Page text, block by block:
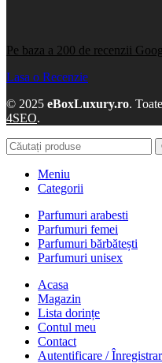
Pe baza a 200 de recenzii
Lasa o Recenzie
© 2025 eBoxLuxury.ro.
4SEO.
Meniu
Categorii
Parfumuri arabesti
Parfumuri femei
Parfumuri bărbătești
Parfumuri unisex
Acasa
Magazin
Lista dorințe
Contul meu
Contact
Autentificare /